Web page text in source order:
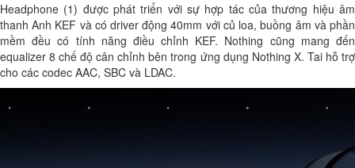
Headphone (1) được phát triển với sự hợp tác của thương hiệu âm
thanh Anh KEF và có driver động 40mm với củ loa, buồng âm và phần
mềm đều có tính năng điều chỉnh KEF. Nothing cũng mang đến
equalizer 8 chế độ cân chỉnh bên trong ứng dụng Nothing X. Tai hỗ trợ
cho các codec AAC, SBC và LDAC.